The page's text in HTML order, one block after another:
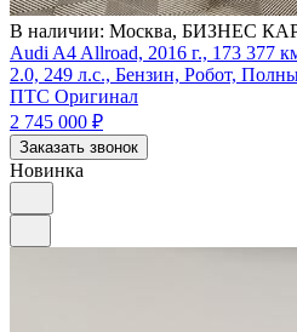
В наличии: Москва, БИЗНЕС
Audi A4 Allroad, 2016 г., 173 377
2.0, 249 л.с., Бензин, Робот,
ПТС Оригинал
2 745 000 ₽
Заказать звонок
Новинка